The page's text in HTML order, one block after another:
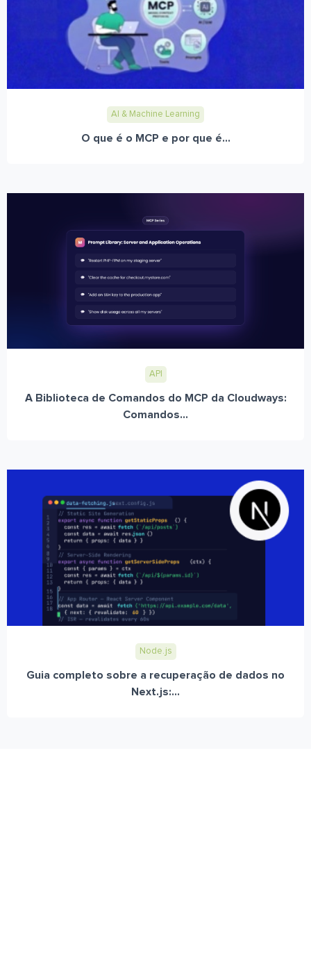
AI & Machine Learning
O que é o MCP e por que é...
API
A Biblioteca de Comandos do MCP da Cloudways:
Comandos...
Node.js
Guia completo sobre a recuperação de dados no
Next.js:...